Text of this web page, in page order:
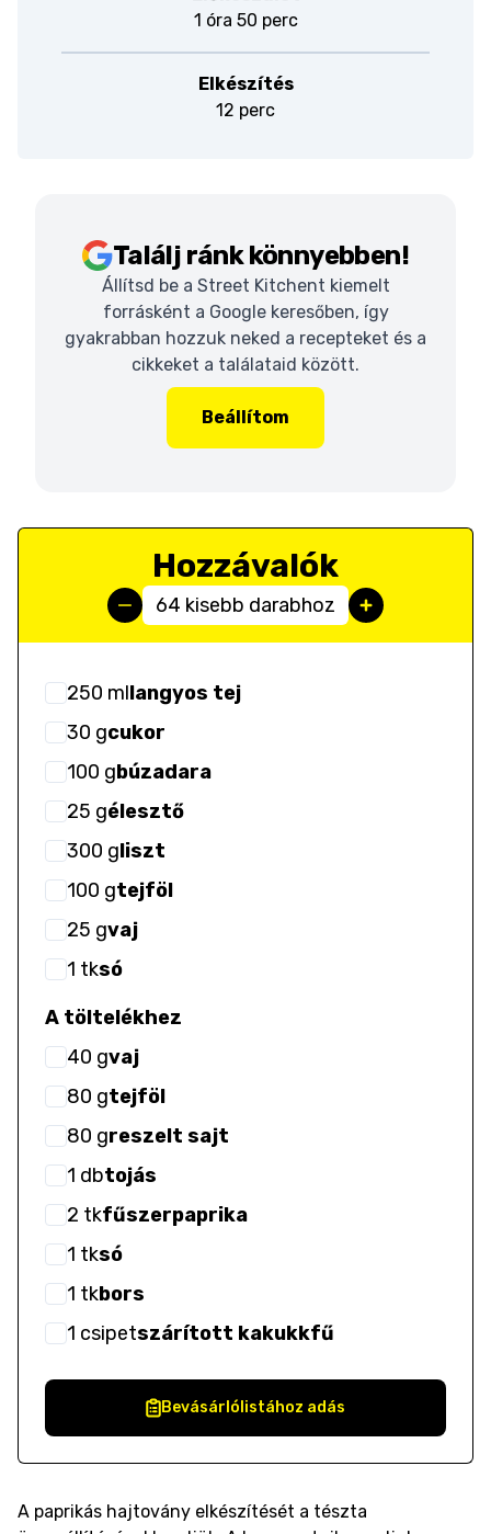
1 óra 50 perc
Elkészítés
12 perc
Találj ránk könnyebben!
Állítsd be a Street Kitchent kiemelt
forrásként a Google keresőben, így
gyakrabban hozzuk neked a recepteket és a
cikkeket a találataid között.
Beállítom
Hozzávalók
64 kisebb darabhoz
250 mllangyos tej
30 gcukor
100 gbúzadara
25 gélesztő
300 gliszt
100 gtejföl
25 gvaj
1 tksó
A töltelékhez
40 gvaj
80 gtejföl
80 greszelt sajt
1 dbtojás
2 tkfűszerpaprika
1 tksó
1 tkbors
1 csipetszárított kakukkfű
Bevásárlólistához adás
A paprikás hajtovány elkészítését a tészta